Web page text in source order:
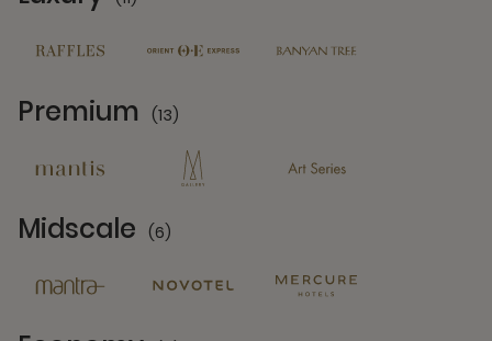
Premium (13)
Midscale (6)